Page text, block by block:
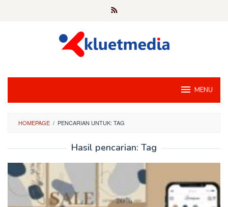
MENU
HOMEPAGE / PENCARIAN UNTUK: TAG
Hasil pencarian: Tag